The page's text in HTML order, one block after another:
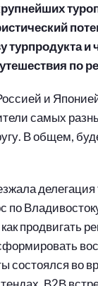
турпродукта
по
и
самых
В общем,
продвигать
состоялся во